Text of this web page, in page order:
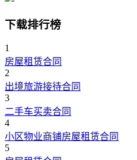
下载排行榜
1
房屋租赁合同
2
出境旅游接待合同
3
二手车买卖合同
4
小区物业商铺房屋租赁合同
5